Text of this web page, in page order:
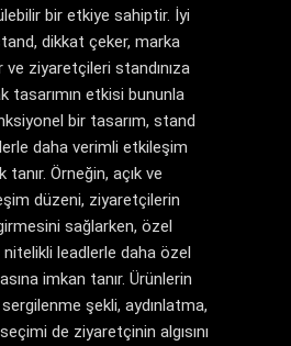
bir etkiye sahiptir. İyi
dikkat çeker, marka
ve ziyaretçileri standınıza
tasarımın etkisi bununla
bir tasarım, stand
daha verimli etkileşim
tanır. Örneğin, açık ve
düzeni, ziyaretçilerin
sağlarken, özel
nitelikli leadlerle daha özel
imkan tanır. Ürünlerin
şekli, aydınlatma,
de ziyaretçinin algısını